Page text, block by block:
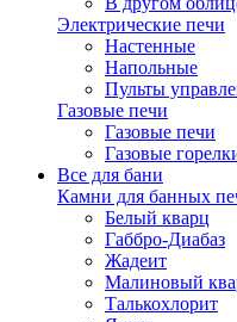
Электрические печи
Настенные
Напольные
Пульты
Газовые печи
Газовые печи
Газовые
Все для бани
Камни для банных
Белый кварц
Габбро-Диабаз
Жадеит
Малиновый
Талькохлорит